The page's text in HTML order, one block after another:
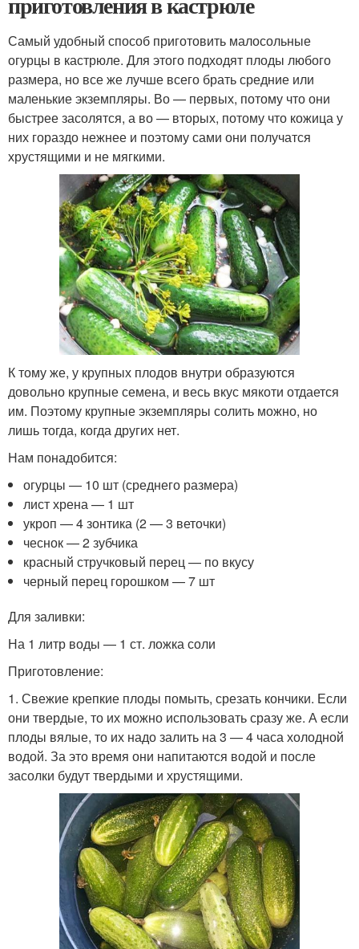
Самый удобный способ приготовить малосольные
огурцы в кастрюле. Для этого подходят плоды любого
размера, но все же лучше всего брать средние или
маленькие экземпляры. Во — первых, потому что они
быстрее засолятся, а во — вторых, потому что кожица у
них гораздо нежнее и поэтому сами они получатся
хрустящими и не мягкими.
К тому же, у крупных плодов внутри образуются
довольно крупные семена, и весь вкус мякоти отдается
им. Поэтому крупные экземпляры солить можно, но
лишь тогда, когда других нет.
Нам понадобится:
огурцы — 10 шт (среднего размера)
лист хрена — 1 шт
укроп — 4 зонтика (2 — 3 веточки)
чеснок — 2 зубчика
красный стручковый перец — по вкусу
черный перец горошком — 7 шт
Для заливки:
На 1 литр воды — 1 ст. ложка соли
Приготовление:
1. Свежие крепкие плоды помыть, срезать кончики. Если
они твердые, то их можно использовать сразу же. А если
плоды вялые, то их надо залить на 3 — 4 часа холодной
водой. За это время они напитаются водой и после
засолки будут твердыми и хрустящими.